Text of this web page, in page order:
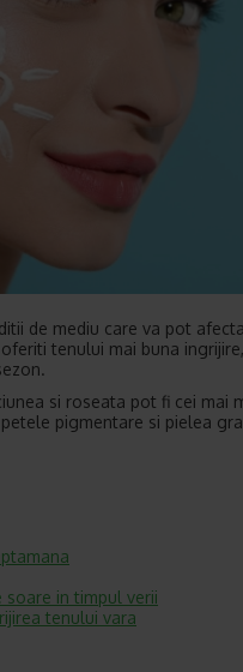
de mediu care va pot
tenului mai buna
si roseata pot fi cei mai
pigmentare si pielea
soare in timpul verii
tenului vara